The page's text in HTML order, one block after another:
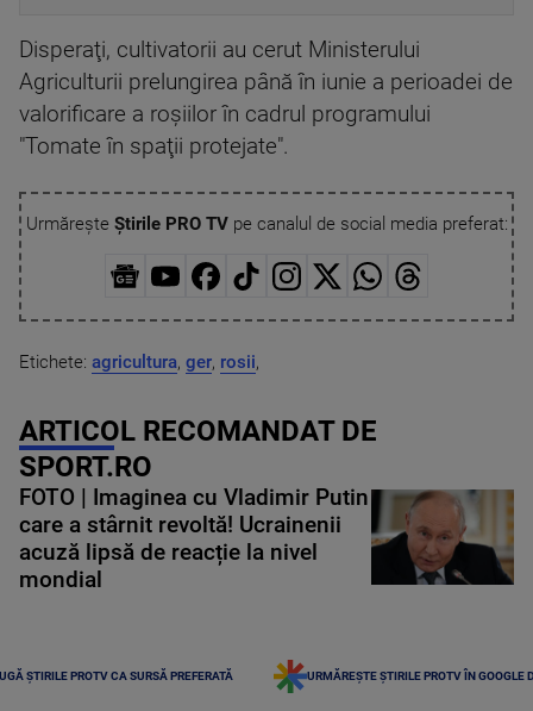
Disperaţi, cultivatorii au cerut Ministerului
Agriculturii prelungirea până în iunie a perioadei de
valorificare a roşiilor în cadrul programului
"Tomate în spaţii protejate".
Urmărește Știrile PRO TVpe canalul de social media preferat:
Etichete: agricultura, ger, rosii,
ARTICOL RECOMANDAT DE
SPORT.RO
FOTO | Imaginea cu Vladimir Putin
care a stârnit revoltă! Ucrainenii
acuză lipsă de reacție la nivel
mondial
ȘTIRILE PROTV CA SURSĂ PREFERATĂ URMĂREȘTE ȘTIRILE PROTV ÎN GOOGLE